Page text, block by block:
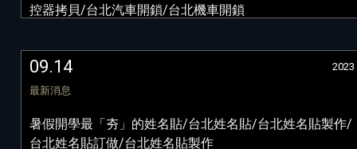
控器拷貝/台北汽車開鎖/台北機車開鎖
09.14
2023
最新消息
暑假開學最「夯」的姓名貼/台北姓名貼/台北姓名貼製作/
台北姓名貼訂做/台北姓名貼製作